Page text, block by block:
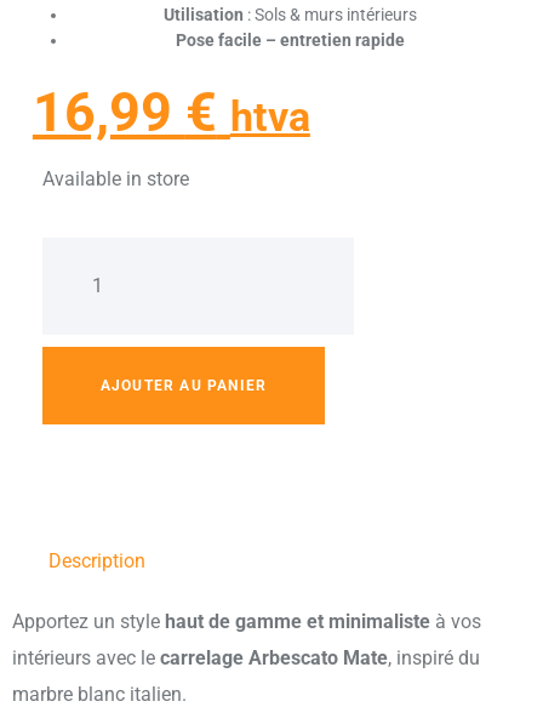
Utilisation : Sols & murs intérieurs
Pose facile – entretien rapide
16,99 € htva
Available in store
AJOUTER AU PANIER
Description
Apportez un style haut de gamme et minimaliste à vos
intérieurs avec le carrelage Arbescato Mate, inspiré du
marbre blanc italien.